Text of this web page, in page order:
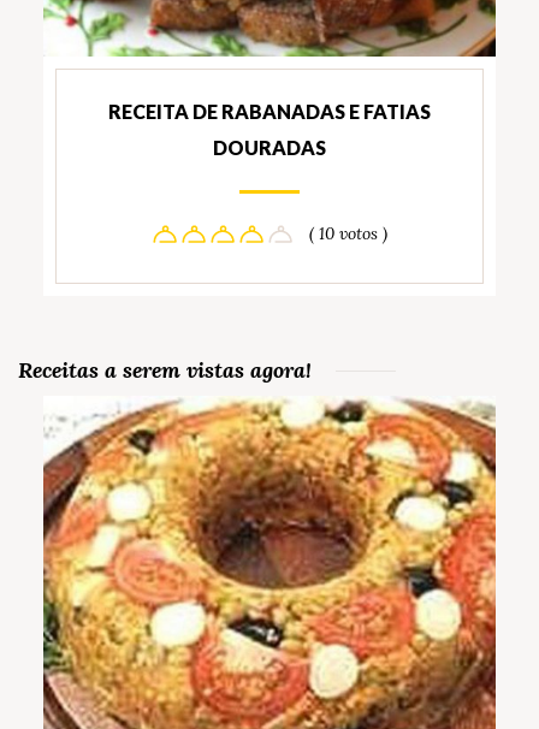
RECEITA DE RABANADAS E FATIAS
DOURADAS
( 10 votos )
Receitas a serem vistas agora!